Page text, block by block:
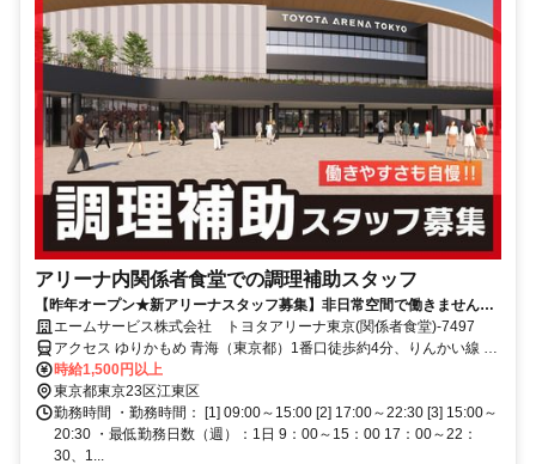
アリーナ内関係者食堂での調理補助スタッフ
【昨年オープン★新アリーナスタッフ募集】非日常空間で働きません
か？週1日～OK！未経験者も大歓迎！
エームサービス株式会社 トヨタアリーナ東京(関係者食堂)-7497
アクセス ゆりかもめ 青海（東京都）1番口徒歩約4分、りんかい線 東
京テレポートA口徒歩約8分、ゆりかもめ 東京ビッグサイト（ゆりか
もめ）1番口徒歩約12分
時給1,500円以上
東京都東京23区江東区
勤務時間 ・勤務時間： [1] 09:00～15:00 [2] 17:00～22:30 [3] 15:00～
20:30 ・最低勤務日数（週）：1日 9：00～15：00 17：00～22：
30、1...